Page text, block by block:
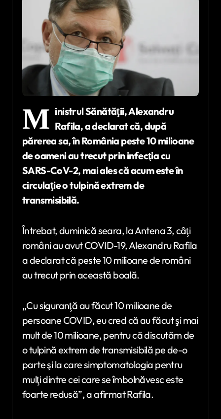
M inistrul Sănătăţii, Alexandru
Rafila, a declarat că, după
părerea sa, în România peste 10 milioane
de oameni au trecut prin infecţia cu
SARS-CoV-2, mai ales că acum este în
circulaţie o tulpină extrem de
transmisibilă.
Întrebat, duminică seara, la Antena 3, câţi
români au avut COVID-19, Alexandru Rafila
a declarat că peste 10 milioane de români
au trecut prin această boală.
„Cu siguranţă au făcut 10 milioane de
persoane COVID, eu cred că au făcut şi mai
mult de 10 milioane, pentru că discutăm de
o tulpină extrem de transmisibilă pe de-o
parte şi la care simptomatologia pentru
mulţi dintre cei care se îmbolnăvesc este
foarte redusă”, a afirmat Rafila.